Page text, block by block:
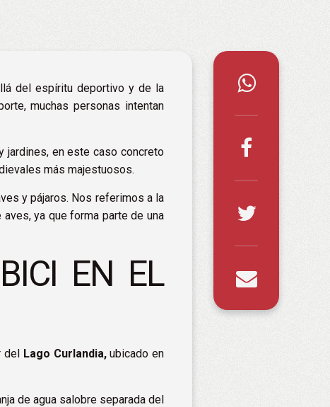
del espíritu deportivo y de la
muchas personas intentan
en este caso concreto
más majestuosos.
y pájaros. Nos referimos a la
ya que forma parte de una
EN EL
del Lago Curlandia,ubicado en
de agua salobre separada del